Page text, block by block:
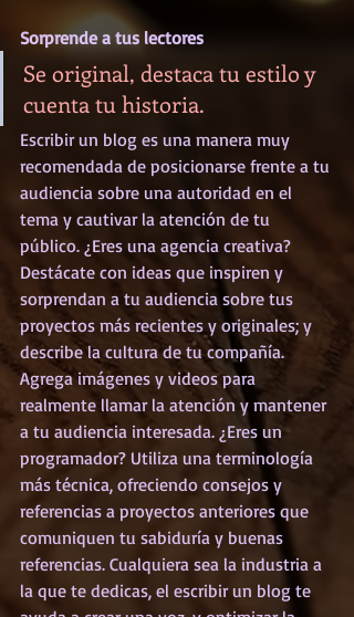
Sorprende a tus lectores
Se original, destaca tu estilo y
cuenta tu historia.
Escribir un blog es una manera muy
recomendada de posicionarse frente a tu
audiencia sobre una autoridad en el
tema y cautivar la atención de tu
público. ¿Eres una agencia creativa?
Destácate con ideas que inspiren y
sorprendan a tu audiencia sobre tus
proyectos más recientes y originales; y
describe la cultura de tu compañía.
Agrega imágenes y videos para
realmente llamar la atención y mantener
a tu audiencia interesada. ¿Eres un
programador? Utiliza una terminología
más técnica, ofreciendo consejos y
referencias a proyectos anteriores que
comuniquen tu sabiduría y buenas
referencias. Cualquiera sea la industria a
la que te dedicas, el escribir un blog te